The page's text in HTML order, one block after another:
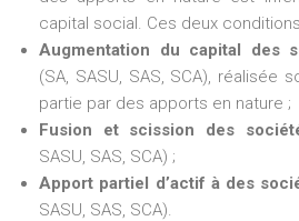
capital social. Ces deux
Augmentation du capital des
(SA, SASU, SAS, SCA), réalisée
partie par des apports en nature ;
Fusion et scission des
SASU, SAS, SCA) ;
Apport partiel d’actif à des
SASU, SAS, SCA).